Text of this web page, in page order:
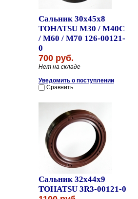
Сальник 30x45x8
TOHATSU M30 / M40C
/ M60 / M70 126-00121-
0
700 руб.
Нет на складе
Уведомить о поступлении
Сравнить
Сальник 32x44x9
TOHATSU 3R3-00121-0